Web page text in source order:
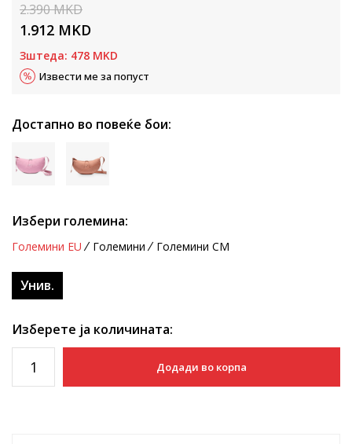
2.390MKD
1.912 MKD
Зштеда: 478 MKD
Извести ме за попуст
Достапно во повеќе бои:
Избери големина:
Големини EU Големини Големини CM
Унив.
Изберете ја количината:
Додади во корпа